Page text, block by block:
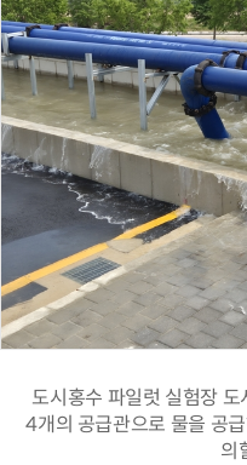
도시홍수 파일럿 실험장
4개의 공급관으로 물을 공
의